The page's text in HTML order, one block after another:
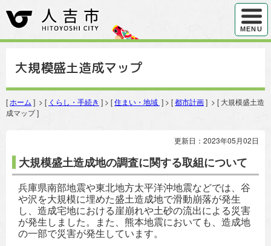
ハンバ
MENU
大規模盛土造成マップ
[ ホーム ] > [ くらし・手続き ] > [住まい・地域 ] > [都市計画] > [ 大規模盛土造
成マップ ]
更新日：2023年05月02日
大規模盛土造成地の調査に関する取組について
兵庫県南部地震や東北地方太平洋沖地震などでは、谷
や沢を大規模に埋めた盛土造成地で滑動崩落が発生
し、造成宅地における崖崩れや土砂の流出による災害
が発生しました。また、熊本地震においても、造成地
の一部で災害が発生しています。